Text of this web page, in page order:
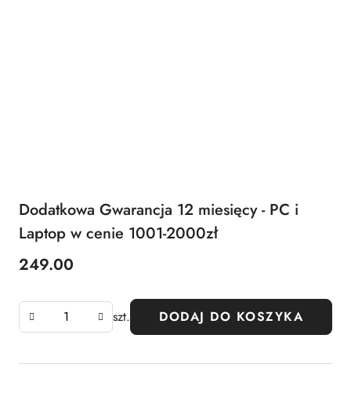
Dodatkowa Gwarancja 12 miesięcy - PC i
Laptop w cenie 1001-2000zł
Cena:
249.00
szt. DODAJ DO KOSZYKA